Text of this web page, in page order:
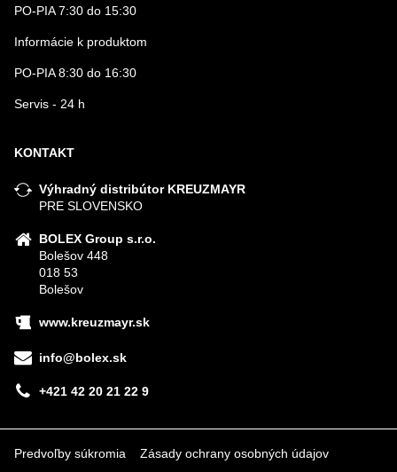
PO-PIA 7:30 do 15:30
Informácie k produktom
PO-PIA 8:30 do 16:30
Servis - 24 h
KONTAKT
Výhradný distribútor KREUZMAYR
PRE SLOVENSKO
BOLEX Group s.r.o.
Bolešov 448
018 53
Bolešov
www.kreuzmayr.sk
info@bolex.sk
+421 42 20 21 22 9
Predvoľby súkromia Zásady ochrany osobných údajov